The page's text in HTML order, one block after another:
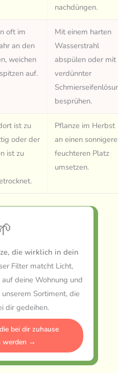
nachdüngen.
oft im
an den
weichen
auf.
Mit einem harten
Wasserstrahl
abspülen oder mit
verdünnter
besprühen.
ist zu
oder der
ist zu
Pflanze im Herbst
an einen
feuchteren Platz
umsetzen.
die wirklich in dein
Filter matcht Licht,
deine Wohnung und
Sortiment, die
dir gedeihen.
bei dir zuhause
werden →